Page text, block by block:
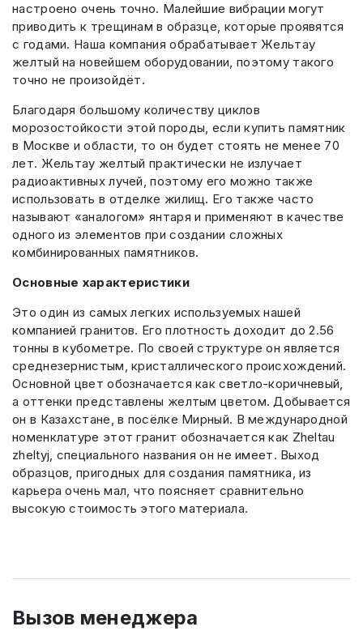
настроено очень точно. Малейшие вибрации могут
приводить к трещинам в образце, которые проявятся
с годами. Наша компания обрабатывает Жельтау
желтый на новейшем оборудовании, поэтому такого
точно не произойдёт.
Благодаря большому количеству циклов
морозостойкости этой породы, если купить памятник
в Москве и области, то он будет стоять не менее 70
лет. Жельтау желтый практически не излучает
радиоактивных лучей, поэтому его можно также
использовать в отделке жилищ. Его также часто
называют «аналогом» янтаря и применяют в качестве
одного из элементов при создании сложных
комбинированных памятников.
Основные характеристики
Это один из самых легких используемых нашей
компанией гранитов. Его плотность доходит до 2.56
тонны в кубометре. По своей структуре он является
среднезернистым, кристаллического происхождений.
Основной цвет обозначается как светло-коричневый,
а оттенки представлены желтым цветом. Добывается
он в Казахстане, в посёлке Мирный. В международной
номенклатуре этот гранит обозначается как Zheltau
zheltyj, специального названия он не имеет. Выход
образцов, пригодных для создания памятника, из
карьера очень мал, что поясняет сравнительно
высокую стоимость этого материала.
Вызов менеджера